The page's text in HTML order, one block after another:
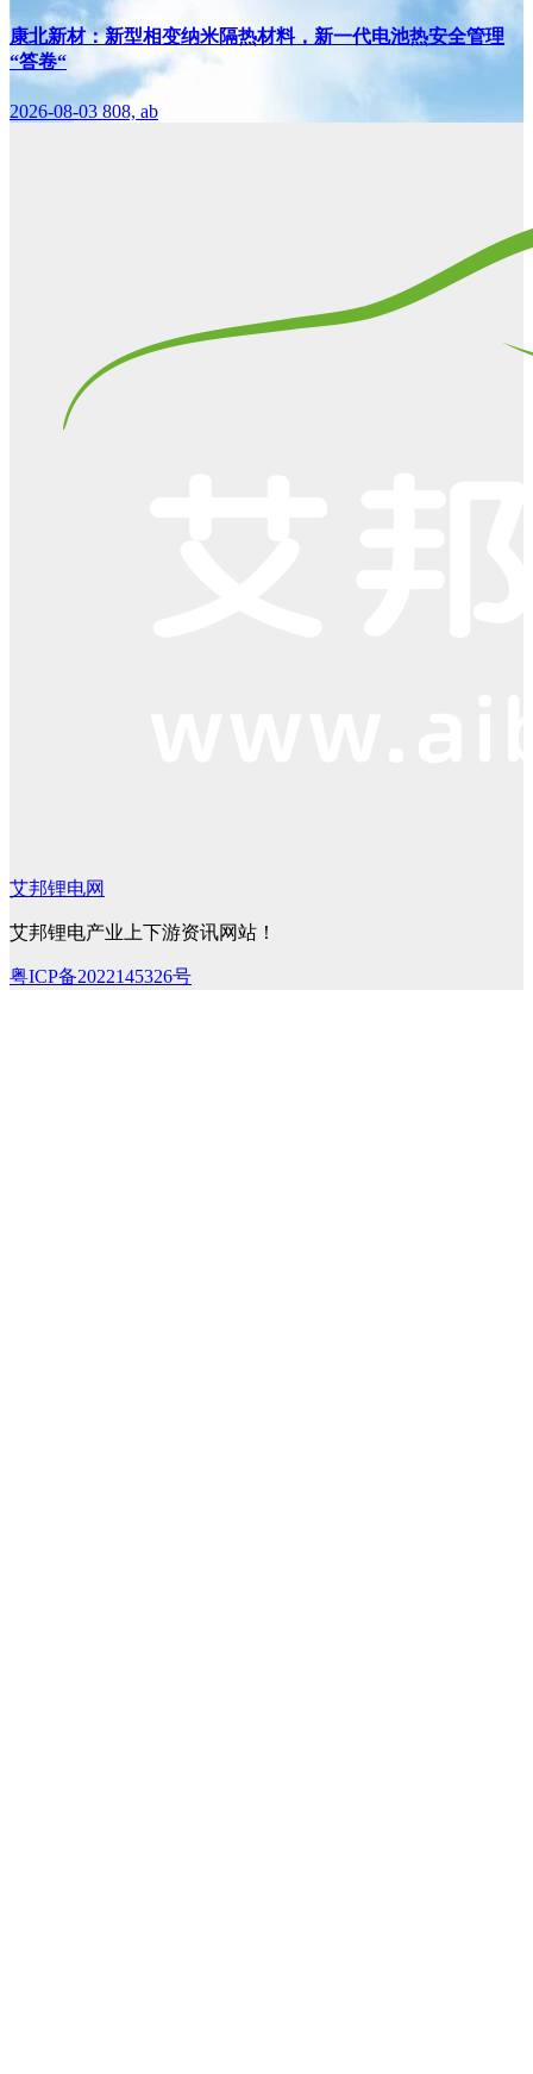
康北新材：新型相变纳米隔热材料，新一代电池热安全管理
“答卷“
2026-08-03808, ab
艾邦锂电网
艾邦锂电产业上下游资讯网站！
粤ICP备2022145326号